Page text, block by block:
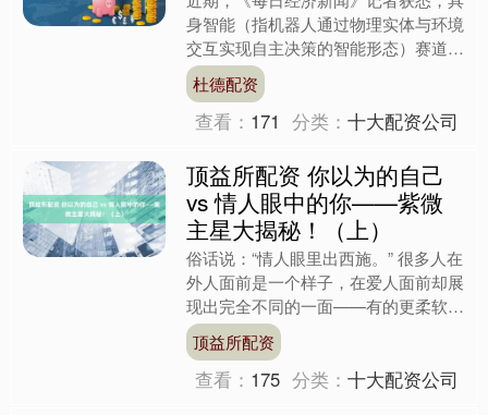
身智能（指机器人通过物理实体与环境
交互实现自主决策的智能形态）赛道迎
来新一轮融资高潮。 7月9日，具身智
能机器人公司星海图官宣....
杜德配资
查看： 171 分类：十大配资公司
顶益所配资 你以为的自己
vs 情人眼中的你——紫微
主星大揭秘！（上）
俗话说：“情人眼里出西施。” 很多人在
外人面前是一个样子，在爱人面前却展
现出完全不同的一面——有的更柔软，
有的更任性，有的甚至判若两人。 那
么，从紫微斗数的角度....
顶益所配资
查看： 175 分类：十大配资公司